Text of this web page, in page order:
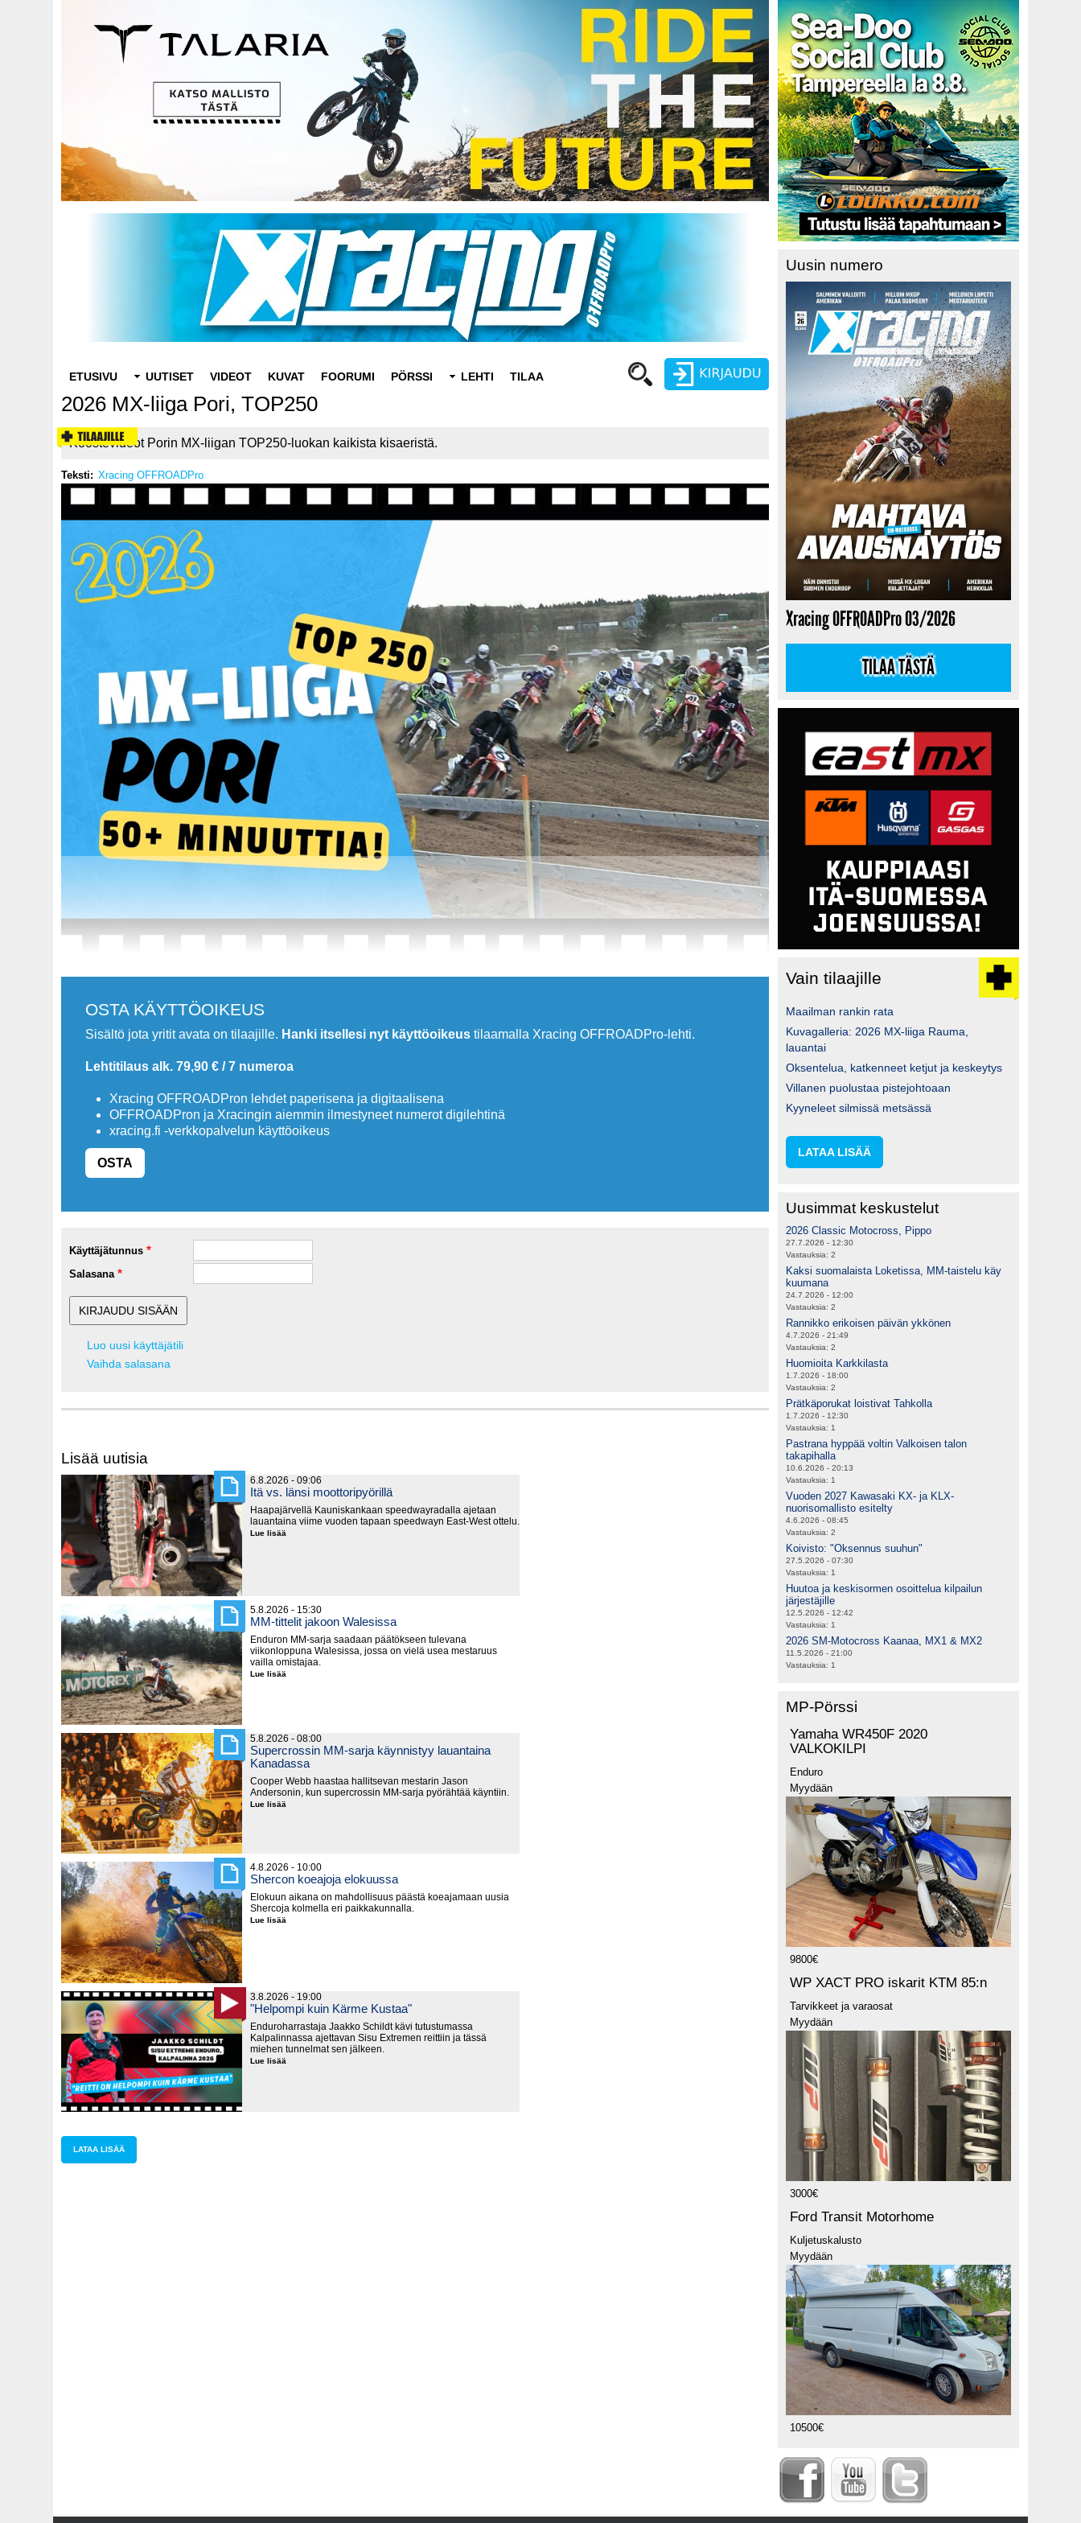
navigation
ETUSIVU UUTISET VIDEOT KUVAT FOORUMI PÖRSSI LEHTI TILAA
2026 MX-liiga Pori, TOP250
Koostevideot Porin MX-liigan TOP250-luokan kaikista kisaeristä.
Teksti Xracing OFFROADPro
OSTA KÄYTTÖOIKEUS
Sisältö jota yritit avata on tilaajille. Hanki itsellesi nyt käyttöoikeus tilaamalla Xracing OFFROADPro-lehti.
Lehtitilaus alk. 79,90 € / 7 numeroa
Xracing OFFROADPron lehdet paperisena ja digitaalisena
OFFROADPron ja Xracingin aiemmin ilmestyneet numerot digilehtinä
xracing.fi -verkkopalvelun käyttöoikeus
OSTA
Käyttäjätunnus
Salasana
Luo uusi käyttäjätili
Vaihda salasana
Lisää uutisia
6.8.2026 - 09:06
Itä vs. länsi moottoripyörillä
Haapajärvellä Kauniskankaan speedwayradalla ajetaan
lauantaina viime vuoden tapaan speedwayn East-West ottelu.
Lue lisää
5.8.2026 - 15:30
MM-tittelit jakoon Walesissa
Enduron MM-sarja saadaan päätökseen tulevana
viikonloppuna Walesissa, jossa on vielä usea mestaruus
vailla omistajaa.
Lue lisää
5.8.2026 - 08:00
Supercrossin MM-sarja käynnistyy lauantaina
Kanadassa
Cooper Webb haastaa hallitsevan mestarin Jason
Andersonin, kun supercrossin MM-sarja pyörähtää käyntiin.
Lue lisää
4.8.2026 - 10:00
Shercon koeajoja elokuussa
Elokuun aikana on mahdollisuus päästä koeajamaan uusia
Shercoja kolmella eri paikkakunnalla.
Lue lisää
3.8.2026 - 19:00
"Helpompi kuin Kärme Kustaa"
Enduroharrastaja Jaakko Schildt kävi tutustumassa
Kalpalinnassa ajettavan Sisu Extremen reittiin ja tässä
miehen tunnelmat sen jälkeen.
Lue lisää
LATAA LISÄÄ
Uusin numero
Xracing OFFROADPro 03/2026
TILAA TÄSTÄ
Vain tilaajille
Maailman rankin rata
Kuvagalleria: 2026 MX-liiga Rauma,
lauantai
Oksentelua, katkenneet ketjut ja keskeytys
Villanen puolustaa pistejohtoaan
Kyyneleet silmissä metsässä
LATAA LISÄÄ
Uusimmat keskustelut
2026 Classic Motocross, Pippo
27.7.2026 - 12:30
Vastauksia: 2
Kaksi suomalaista Loketissa, MM-taistelu käy
kuumana
24.7.2026 - 12:00
Vastauksia: 2
Rannikko erikoisen päivän ykkönen
4.7.2026 - 21:49
Vastauksia: 2
Huomioita Karkkilasta
1.7.2026 - 18:00
Vastauksia: 2
Prätkäporukat loistivat Tahkolla
1.7.2026 - 12:30
Vastauksia: 1
Pastrana hyppää voltin Valkoisen talon
takapihalla
10.6.2026 - 20:13
Vastauksia: 1
Vuoden 2027 Kawasaki KX- ja KLX-
nuorisomallisto esitelty
4.6.2026 - 08:45
Vastauksia: 2
Koivisto: "Oksennus suuhun"
27.5.2026 - 07:30
Vastauksia: 1
Huutoa ja keskisormen osoittelua kilpailun
järjestäjille
12.5.2026 - 12:42
Vastauksia: 1
2026 SM-Motocross Kaanaa, MX1 & MX2
11.5.2026 - 21:00
Vastauksia: 1
MP-Pörssi
Yamaha WR450F 2020
VALKOKILPI
Enduro
Myydään
9800€
WP XACT PRO iskarit KTM 85:n
Tarvikkeet ja varaosat
Myydään
3000€
Ford Transit Motorhome
Kuljetuskalusto
Myydään
10500€